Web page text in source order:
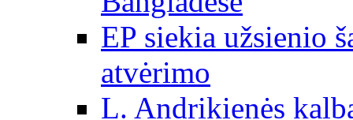
EP siekia užsienio
atvėrimo
L. Andrikienės